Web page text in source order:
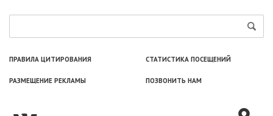
ПРАВИЛА ЦИТИРОВАНИЯ СТАТИСТИКА ПОСЕЩЕНИЙ
РАЗМЕЩЕНИЕ РЕКЛАМЫ ПОЗВОНИТЬ НАМ